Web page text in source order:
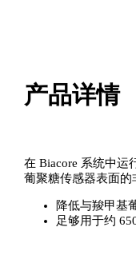
产品详情
在 Biacore 系统中运
葡聚糖传感器表面的
降低与羧甲基
足够用于约